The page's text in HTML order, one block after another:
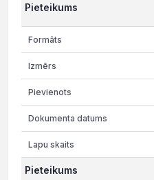
Pieteikums
Pieteikums